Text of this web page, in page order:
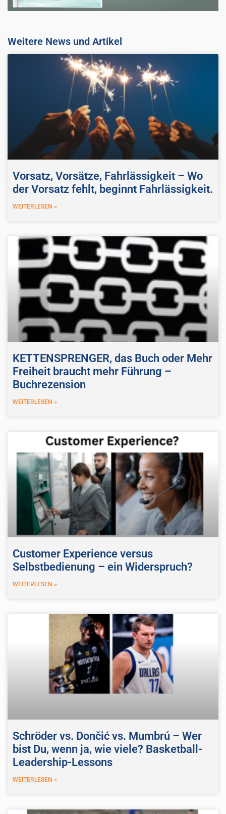
Weitere News und Artikel
Vorsatz, Vorsätze, Fahrlässigkeit – Wo
der Vorsatz fehlt, beginnt Fahrlässigkeit.
WEITERLESEN »
KETTENSPRENGER, das Buch oder Mehr
Freiheit braucht mehr Führung –
Buchrezension
WEITERLESEN »
Customer Experience versus
Selbstbedienung – ein Widerspruch?
WEITERLESEN »
Schröder vs. Dončić vs. Mumbrú – Wer
bist Du, wenn ja, wie viele? Basketball-
Leadership-Lessons
WEITERLESEN »